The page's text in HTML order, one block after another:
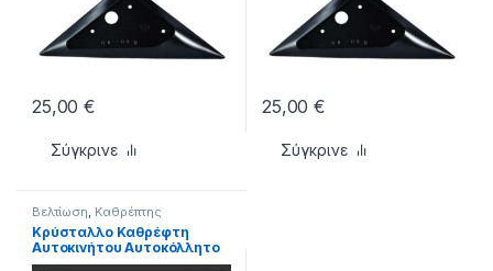
25,00€
Σύγκρινε
25,00€
Σύγκρινε
Βελτίωση, Καθρέπτης
Κρύσταλλο Καθρέφτη
Αυτοκινήτου Αυτοκόλλητο
Universall 20.2 x 12.6 cm